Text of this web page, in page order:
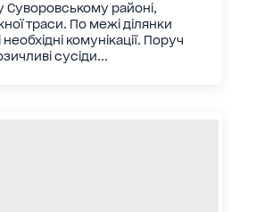
Суворовському районі,
траси. По межі ділянки
комунікації. Поруч
сусіди...